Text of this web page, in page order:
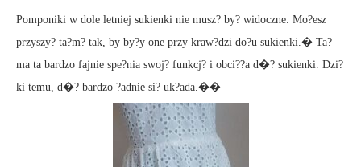
Pomponiki w dole letniej sukienki nie musz? by? widoczne. Mo?esz
przyszy? ta?m? tak, by by?y one przy kraw?dzi do?u sukienki.� Ta?
ma ta bardzo fajnie spe?nia swoj? funkcj? i obci??a d�? sukienki. Dzi?
ki temu, d�? bardzo ?adnie si? uk?ada.��